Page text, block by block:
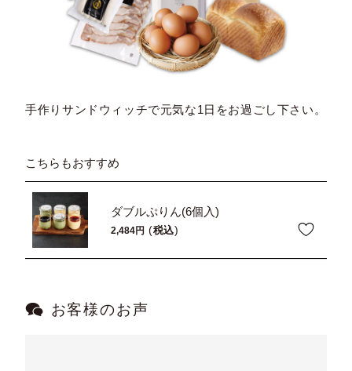
手作りサンドウィッチで元気な1日をお過ごし下さい。
こちらもおすすめ
ダブルぷりん(6個入)
2,484 税込
お客様のお声